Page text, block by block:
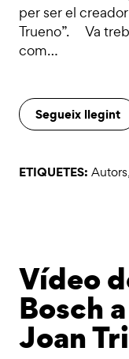
per ser el
Trueno”. Va
com…
Segueix llegint
ETIQUETES: Autors,
Vídeo
Bosch
Joan